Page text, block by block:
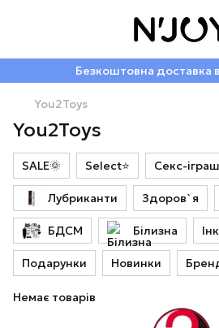
Безкоштовна доставка
You2Toys
You2Toys
SALE🌞 Select⭐ Секс-
Лубриканти Здоров`я
БДСМ Білизна
Подарунки Новинки
Немає товарів